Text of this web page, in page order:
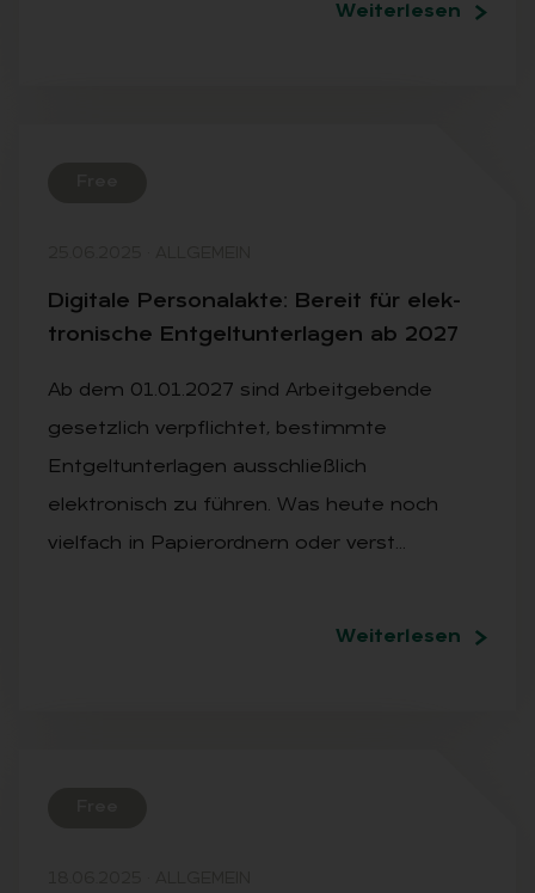
Weiterlesen
Di­gi­ta­le Per­so­nal­ak­te: Be­reit für elek­
tro­ni­sche Ent­gelt­un­ter­la­gen ab 2027
Ab dem 01.01.2027 sind Arbeitgebende
gesetzlich verpflichtet, bestimmte
Entgeltunterlagen ausschließlich
elektronisch zu führen. Was heute noch
vielfach in Papierordnern oder verst…
Weiterlesen